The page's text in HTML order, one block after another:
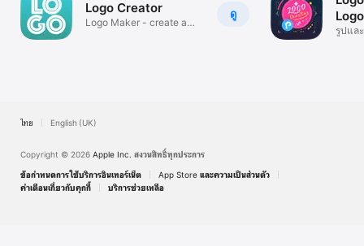
ดู
Logo Creator
Logo Maker - create a
รูปแล
ไทย English (UK)
Copyright © 2026 Apple Inc. สงวนสิทธิ์ทุกประการ
ข้อกำหนดการใช้บริการอินเทอร์เน็ต
App Store และความเป็นส่วนตัว
คำเตือนเกี่ยวกับคุกกี้
บริการช่วยเหลือ